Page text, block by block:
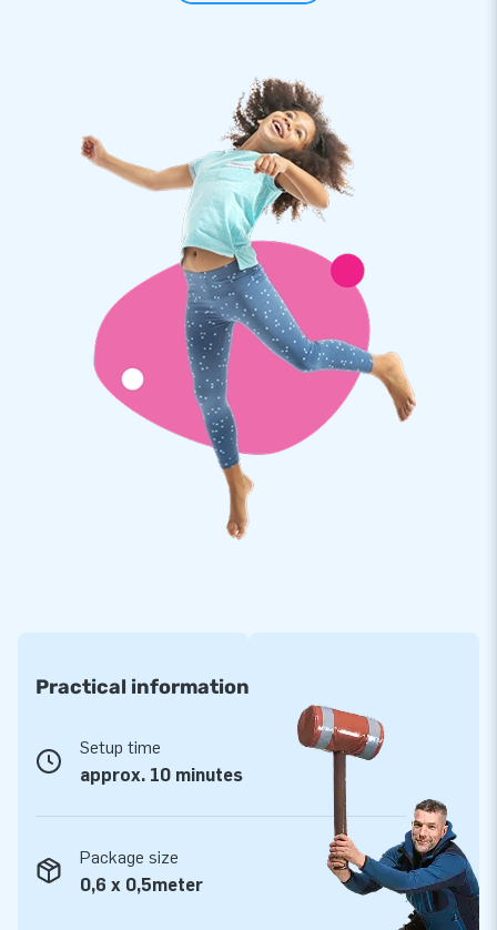
Zet de Abraham- en Sarah-poppen in een mum van
tijd klaar
Het hoeft nog geen 5 minuten te duren voordat Saar en Bram
op hun plek staan in de tuin of bijvoorbeeld op de oprit van de
jarige. Zelfs als je klant het opzetten alleen moet doen, is dat
vlot geregeld, met hulp van de meegeleverde handleiding. Ook
doen we er meteen een transportzak, de blower en
bevestigingsmateriaal bij.
Topkwaliteit met 2 jaar garantie
De inflatable poppen van JB zijn duurzaam en eenvoudig
Koop deze gigantische Abraham en Sarah op een wijn- of
biervat en bezorg jouw klanten de dag van hun leven!
Meer dan 15.000 klanten kozen ook voor JB
JB laat al meer dan 15 jaar mensen wereldwijd een gat in de
lucht te springen.
Vaak letterlijk. Onze designers, ontwikkelaars en logistiek
medewerkers leveren unieke opblaasattracties op grootse
Practical information
Setup time
approx. 10 minutes
Package size
0,6 x 0,5meter